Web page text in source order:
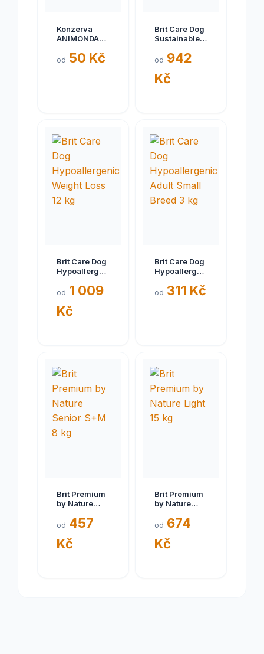
Konzerva
ANIMONDA
senior telecí
od 50 Kč
Brit Care Dog
Sustainable
od 942
Kč
Brit Care Dog
Hypoallergenic
12 kg
od 1 009
Kč
Brit Care Dog
Hypoallergenic
Breed 3 kg
od 311 Kč
Brit Premium
by Nature
kg
od 457
Kč
Brit Premium
by Nature
od 674
Kč